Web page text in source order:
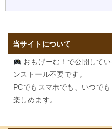
当サイトについて
おもげーむ！で公開して
ンストール不要です。
PCでもスマホでも、いつで
楽しめます。